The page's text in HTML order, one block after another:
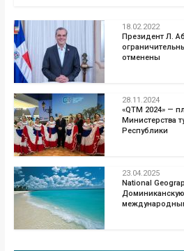
18.02.2022
Президент Л.
отменены
28.11.2024
«QTM 2024» —
Министерства
Республики
23.04.2025
National